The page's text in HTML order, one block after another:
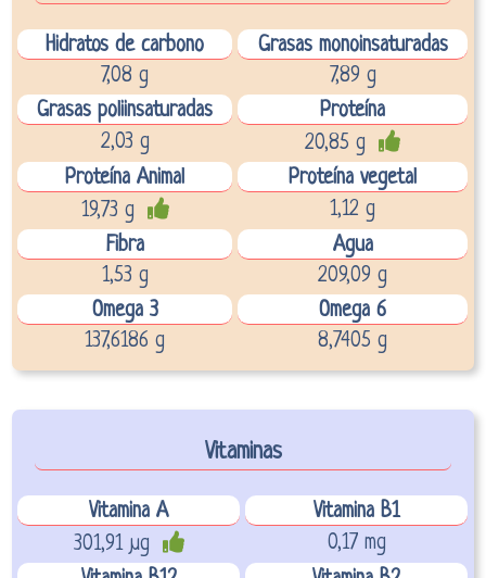
Hidratos de carbono
Grasas monoinsaturadas
7,08 g
7,89 g
Grasas poliinsaturadas
Proteína
2,03 g
20,85 g
Proteína Animal
Proteína vegetal
19,73 g
1,12 g
Fibra
Agua
1,53 g
209,09 g
Omega 3
Omega 6
137,6186 g
8,7405 g
Vitaminas
Vitamina A
Vitamina B1
301,91 µg
0,17 mg